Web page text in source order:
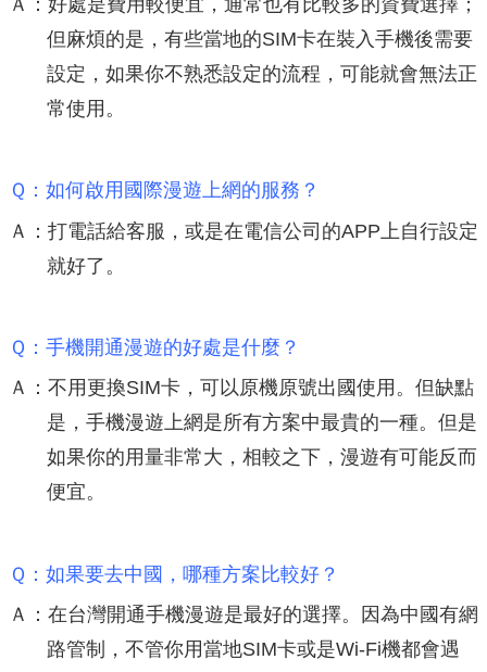
但麻煩的是，有些當地的SIM卡在裝入手機後需要
設定，如果你不熟悉設定的流程，可能就會無法正
常使用。
Ｑ：如何啟用國際漫遊上網的服務？
Ａ：打電話給客服，或是在電信公司的APP上自行設定
就好了。
Ｑ：手機開通漫遊的好處是什麼？
Ａ：不用更換SIM卡，可以原機原號出國使用。但缺點
是，手機漫遊上網是所有方案中最貴的一種。但是
如果你的用量非常大，相較之下，漫遊有可能反而
便宜。
Ｑ：如果要去中國，哪種方案比較好？
Ａ：在台灣開通手機漫遊是最好的選擇。因為中國有網
路管制，不管你用當地SIM卡或是Wi-Fi機都會遇